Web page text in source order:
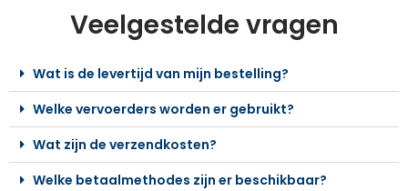
Veelgestelde vragen
Wat is de levertijd van mijn bestelling?
Welke vervoerders worden er gebruikt?
Wat zijn de verzendkosten?
Welke betaalmethodes zijn er beschikbaar?